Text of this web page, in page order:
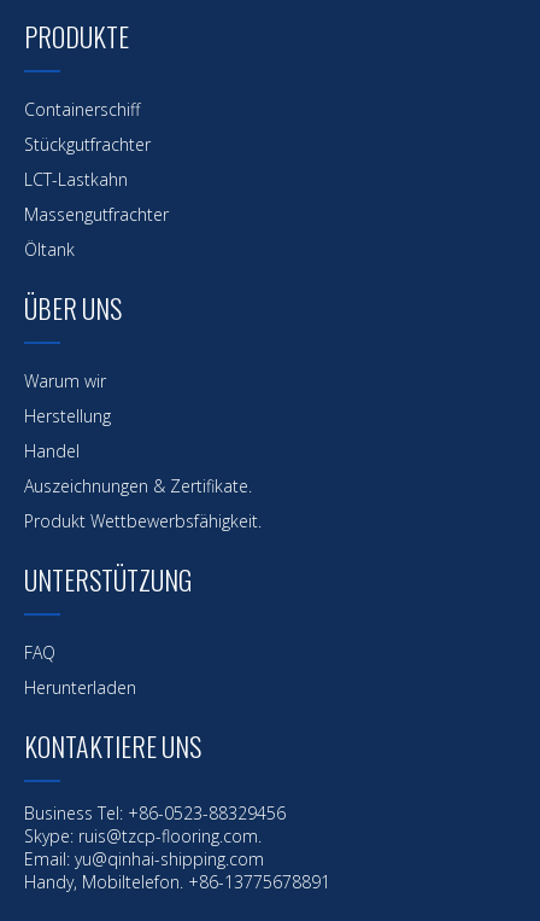
PRODUKTE
Containerschiff
Stückgutfrachter
LCT-Lastkahn
Massengutfrachter
Öltank
ÜBER UNS
Warum wir
Herstellung
Handel
Auszeichnungen & Zertifikate.
Produkt Wettbewerbsfähigkeit.
UNTERSTÜTZUNG
FAQ
Herunterladen
KONTAKTIERE UNS
Business Tel: +86-0523-88329456
Skype: ruis@tzcp-flooring.com.
Email: yu@qinhai-shipping.com
Handy, Mobiltelefon. +86-13775678891